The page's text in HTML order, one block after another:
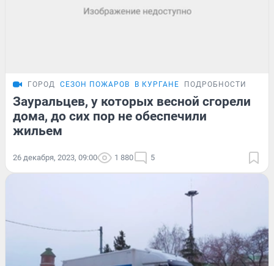
ГОРОД СЕЗОН ПОЖАРОВ В КУРГАНЕ ПОДРОБНОСТИ
Зауральцев, у которых весной сгорели
дома, до сих пор не обеспечили
жильем
26 декабря, 2023, 09:00 1 880 5